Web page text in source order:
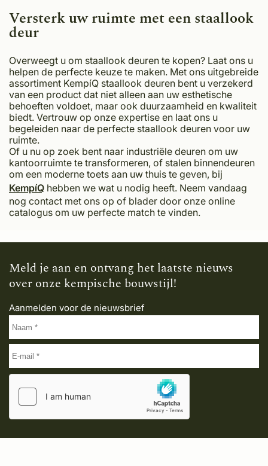
Versterk uw ruimte met een staallook
deur
Overweegt u om staallook deuren te kopen? Laat ons u
helpen de perfecte keuze te maken. Met ons uitgebreide
assortiment KempíQ staallook deuren bent u verzekerd
van een product dat niet alleen aan uw esthetische
behoeften voldoet, maar ook duurzaamheid en kwaliteit
biedt. Vertrouw op onze expertise en laat ons u
begeleiden naar de perfecte staallook deuren voor uw
ruimte.
Of u nu op zoek bent naar industriële deuren om uw
kantoorruimte te transformeren, of stalen binnendeuren
om een moderne toets aan uw thuis te geven, bij
KempíQ hebben we wat u nodig heeft. Neem vandaag
nog contact met ons op of blader door onze online
catalogus om uw perfecte match te vinden.
Meld je aan en ontvang het laatste nieuws
over onze kempische bouwstijl!
Aanmelden voor de nieuwsbrief